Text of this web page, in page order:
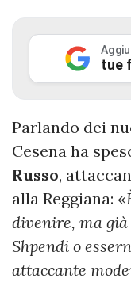
tue
Parlando dei
Cesena ha
Russo,
alla Reggiana: «
divenire, ma già
Shpendi o
attaccante